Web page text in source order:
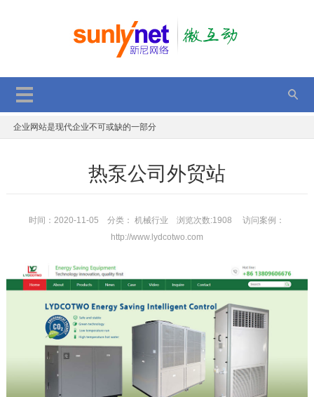
2017双11，双12，持续优惠中，错过再等一年
一个年轻程序员的故事
企业网站是现代企业不可或缺的一部分
JS判断单、多张图片加载完成后执行代码
电子商务平台的安全策略
微信小程序新能力：附近的小程序、成员管理功能升级
2017双11，双12，持续优惠中，错过再等一年
GPT应用于网站项目优化
热泵公司外贸站
时间：2020-11-05 分类：机械行业
浏览次数:1908 访问案例：
http://www.lydcotwo.com